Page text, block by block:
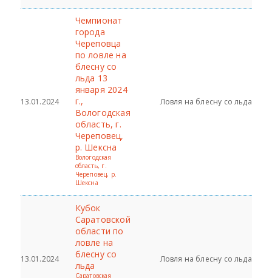
13.01.2024
Чемпионат
города
Череповца
по ловле на
блесну со
льда 13
января 2024
г.,
Вологодская
область, г.
Череповец,
р. Шексна
Вологодская
область, г.
Череповец, р.
Шексна
Ловля на блесну со льда
13.01.2024
Кубок
Саратовской
области по
ловле на
блесну со
льда
Саратовская
Ловля на блесну со льда